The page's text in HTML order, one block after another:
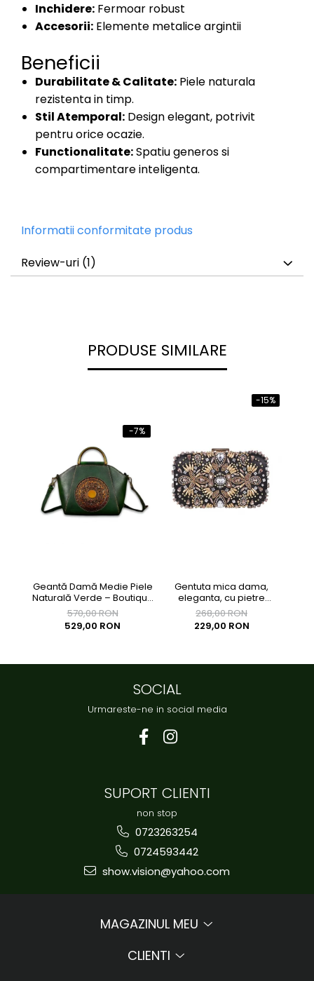
Inchidere: Fermoar robust
Accesorii: Elemente metalice argintii
Beneficii
Durabilitate & Calitate: Piele naturala
rezistenta in timp.
Stil Atemporal: Design elegant, potrivit
pentru orice ocazie.
Functionalitate:Spatiu generos si
compartimentare inteligenta.
Informatii conformitate produs
Review-uri (1)
PRODUSE SIMILARE
-7%
Geantă Damă Medie Piele
Naturală Verde – Boutique
Deluxe
570,00 RON
529,00 RON
-15%
Gentuta mica dama,
eleganta, cu pietre
multicolore, clutch,
155x90x40mm
268,00 RON
229,00 RON
SOCIAL
Urmareste-ne in social media
SUPORT CLIENTI
non stop
0723263254
0724593442
show.vision@yahoo.com
MAGAZINUL MEU
CLIENTI